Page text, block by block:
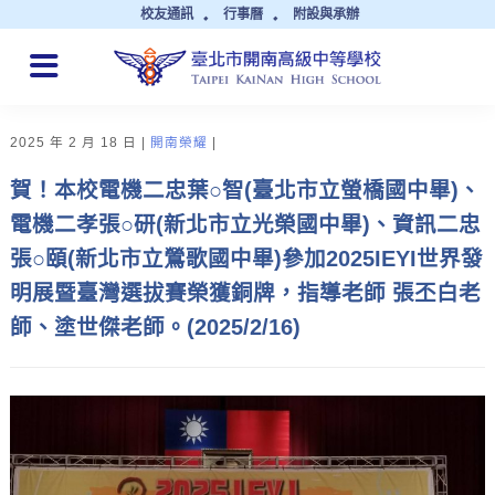
校友通訊 行事曆 附設與承辦
QUICK LINKS
2025 年 2 月 18 日 開南榮耀
賀！本校電機二忠葉○智(臺北市立螢橋國中畢)、
電機二孝張○研(新北市立光榮國中畢)、資訊二忠
張○頤(新北市立鶯歌國中畢)參加2025IEYI世界發
明展暨臺灣選拔賽榮獲銅牌，指導老師 張丕白老
師、塗世傑老師。(2025/2/16)